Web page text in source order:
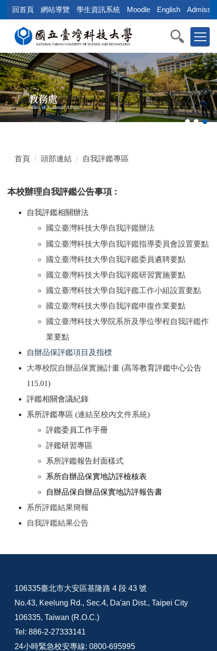
到
內
容
區
回首頁 網站導覽 學生資訊系統 Moodle English
教務處
Office of Academic Affairs
首頁 頭部連結 自我評鑑專區
本校辦理自我評鑑公告事項 :
自我評鑑相關辦法
國立臺灣科技大學自我評鑑辦法
國立臺灣科技大學自我評鑑指導委員會設置要點
國立臺灣科技大學自我評鑑委員遴聘要點
國立臺灣科技大學自我評鑑研習實施要點
國立臺灣科技大學自我評鑑工作小組設置要點
國立臺灣科技大學自我評鑑申復作業要點
國立臺灣科技大學院系所及學位學程自我評鑑作
業要點
自辦品保評鑑項目及指標
大專校院自辦品保實施計畫 (高等教育評鑑中心公告
115.01)
評鑑相關會議紀錄
系所評鑑專區 (連結至校內文件系統)
評鑑委員工作手冊
評鑑研習專區
系所評鑑報告封面樣式
系所自辦品保實地訪評檢核表
自辦品保自辦品保實地訪評報告書
系所評鑑結果簡報
自我評鑑結果公告
106335臺北市大安區基隆路 4 段 43 號
No.43, Keelung Rd., Sec.4, Da'an Dist., Taipei City
106335, Taiwan (R.O.C.)
Tel: 886-2-27333141
24小時緊急校安專線: 0800-695995